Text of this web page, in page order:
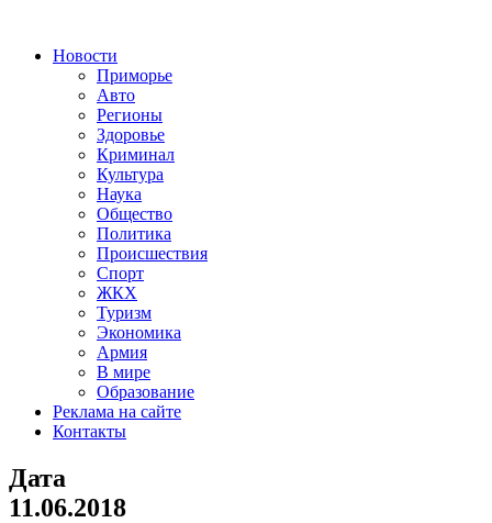
Новости
Приморье
Авто
Регионы
Здоровье
Криминал
Культура
Наука
Общество
Политика
Происшествия
Спорт
ЖКХ
Туризм
Экономика
Армия
В мире
Образование
Реклама на сайте
Контакты
Дата
11.06.2018